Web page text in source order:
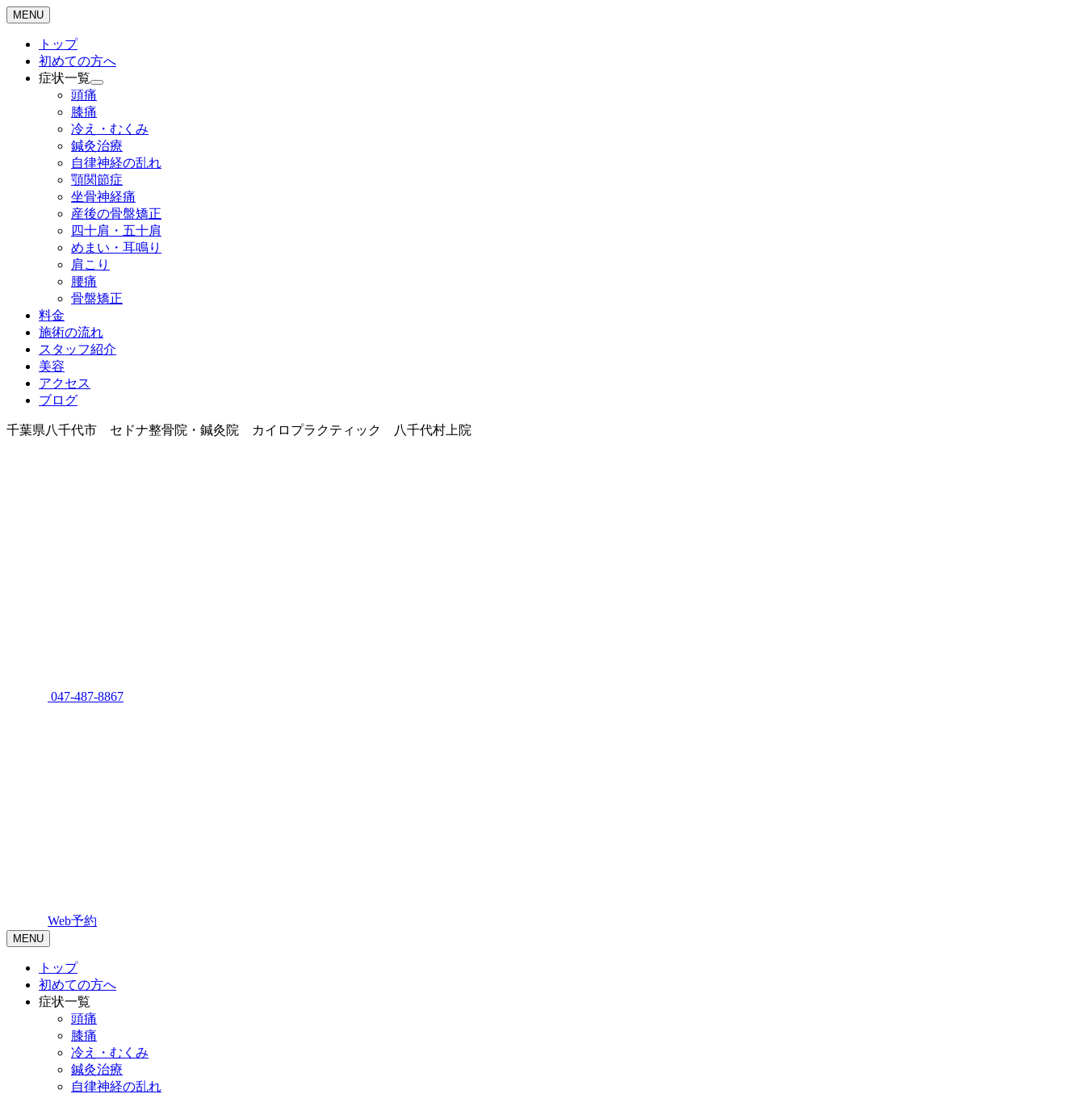
MENU
トップ
初めての方へ
症状一覧
頭痛
膝痛
冷え・むくみ
鍼灸治療
自律神経の乱れ
顎関節症
坐骨神経痛
産後の骨盤矯正
四十肩・五十肩
めまい・耳鳴り
肩こり
腰痛
骨盤矯正
料金
施術の流れ
スタッフ紹介
美容
アクセス
ブログ
千葉県八千代市 セドナ整骨院・鍼灸院 カイロプラクティック 八千代村上院
047-487-8867
Web予約
MENU
トップ
初めての方へ
症状一覧
頭痛
膝痛
冷え・むくみ
鍼灸治療
自律神経の乱れ